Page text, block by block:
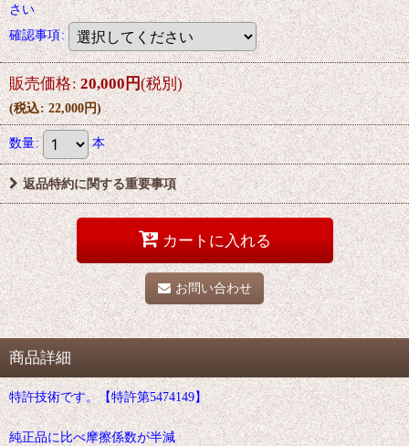
さい
確認事項:
販売価格: 20,000円(税別)
(税込: 22,000円)
数量: 本
返品特約に関する重要事項
カートに入れる
お問い合わせ
商品詳細
特許技術です。【特許第5474149】
純正品に比べ摩擦係数が半減